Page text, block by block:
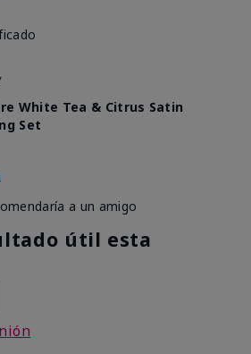
White Tea & Citrus Satin
Set
a un amigo
útil esta